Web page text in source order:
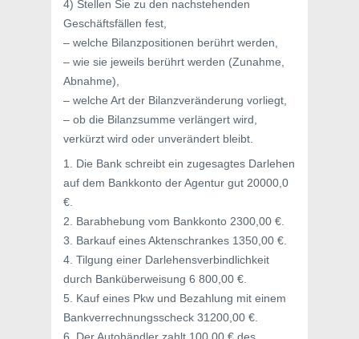
4) Stellen Sie zu den nachstehenden
Geschäftsfällen fest,
– welche Bilanzpositionen berührt werden,
– wie sie jeweils berührt werden (Zunahme,
Abnahme),
– welche Art der Bilanzveränderung vorliegt,
– ob die Bilanzsumme verlängert wird,
verkürzt wird oder unverändert bleibt.
1. Die Bank schreibt ein zugesagtes Darlehen
auf dem Bankkonto der Agentur gut 20000,0
€.
2. Barabhebung vom Bankkonto 2300,00 €.
3. Barkauf eines Aktenschrankes 1350,00 €.
4. Tilgung einer Darlehensverbindlichkeit
durch Banküberweisung 6 800,00 €.
5. Kauf eines Pkw und Bezahlung mit einem
Bankverrechnungsscheck 31200,00 €.